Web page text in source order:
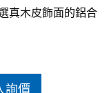
真木皮飾面的鋁合
詢價